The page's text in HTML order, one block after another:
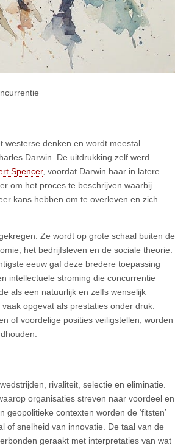
westerse denken en wordt meestal
Darwin. De uitdrukking zelf werd
Spencer, voordat Darwin haar in latere
om het proces te beschrijven waarbij
kans hebben om te overleven en zich
Ze wordt op grote schaal buiten de
het bedrijfsleven en de sociale theorie.
eeuw gaf deze bredere toepassing
intellectuele stroming die concurrentie
als een natuurlijk en zelfs wenselijk
vaak opgevat als prestaties onder druk:
of voordelige posities veiligstellen, worden
rivaliteit, selectie en eliminatie.
organisaties streven naar voordeel en
contexten worden de ‘fitsten’
of snelheid van innovatie. De taal van de
geraakt met interpretaties van wat